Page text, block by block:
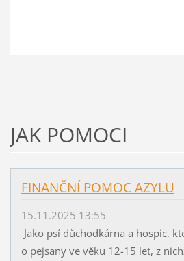
JAK POMOCI
FINANČNÍ POMOC AZYLU
15.11.2025 13:55
Jako psí důchodkárna a hospic,
o pejsany ve věku 12-15 let, z